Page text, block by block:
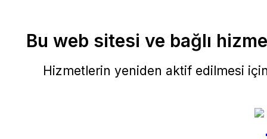
Bu web sitesi ve bağlı
Hizmetlerin yeniden aktif edilmesi